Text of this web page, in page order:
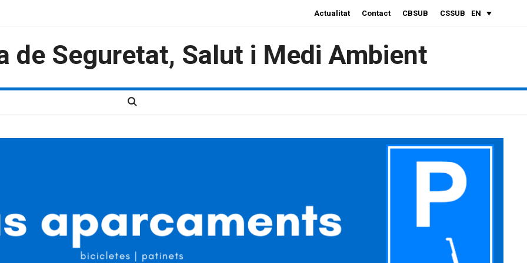
EN
Actualitat Contact CBSUB CSSUB
de Seguretat, Salut i Medi Ambient